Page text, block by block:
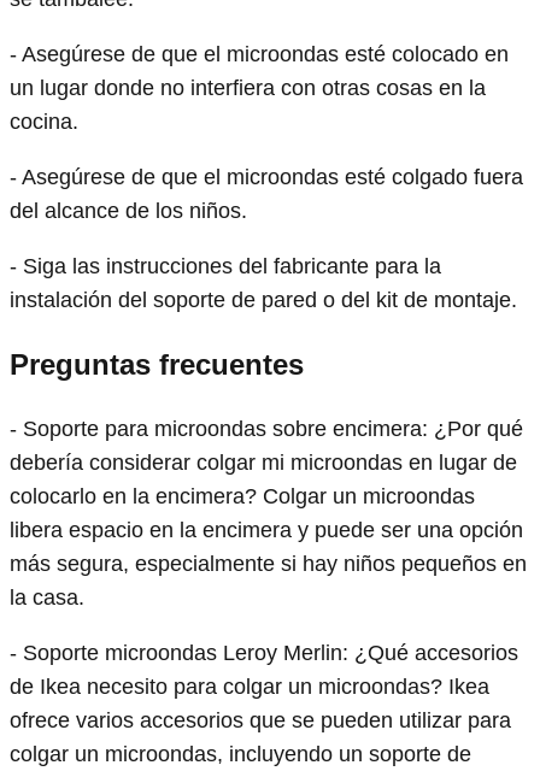
- Asegúrese de que el microondas esté colocado en
un lugar donde no interfiera con otras cosas en la
cocina.
- Asegúrese de que el microondas esté colgado fuera
del alcance de los niños.
- Siga las instrucciones del fabricante para la
instalación del soporte de pared o del kit de montaje.
Preguntas frecuentes
- Soporte para microondas sobre encimera: ¿Por qué
debería considerar colgar mi microondas en lugar de
colocarlo en la encimera? Colgar un microondas
libera espacio en la encimera y puede ser una opción
más segura, especialmente si hay niños pequeños en
la casa.
- Soporte microondas Leroy Merlin: ¿Qué accesorios
de Ikea necesito para colgar un microondas? Ikea
ofrece varios accesorios que se pueden utilizar para
colgar un microondas, incluyendo un soporte de